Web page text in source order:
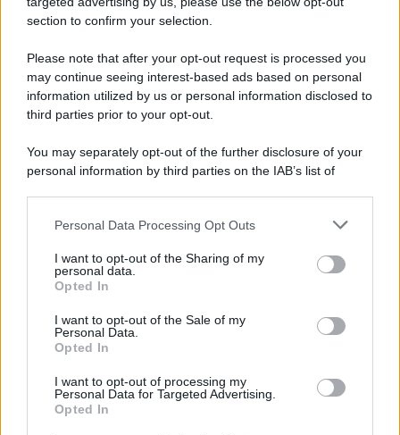
section to confirm your selection.
Please note that after your opt-out request is processed you
may continue seeing interest-based ads based on personal
information utilized by us or personal information disclosed to
third parties prior to your opt-out.
You may separately opt-out of the further disclosure of your
personal information by third parties on the IAB’s list of
This information may also be disclosed by us to third parties
disclose it to other third parties.
Please note that this website/app uses one or more Google
services and may gather and store information including but
not limited to your visit or usage behaviour. You may click to
grant or deny consent to Google and its third-party tags to
consent section.
Personal Data Processing Opt Outs
I want to opt-out of the Sharing of my
personal data.
Opted In
I want to opt-out of the Sale of my
Personal Data.
Opted In
I want to opt-out of processing my
Personal Data for Targeted Advertising.
Opted In
Hig Tech Mag
Lgbtqia News
Motors Magazine 365
Day Travel 365
Cineverse Magazine
SecondHomeMagazine
Francia
Investieren24